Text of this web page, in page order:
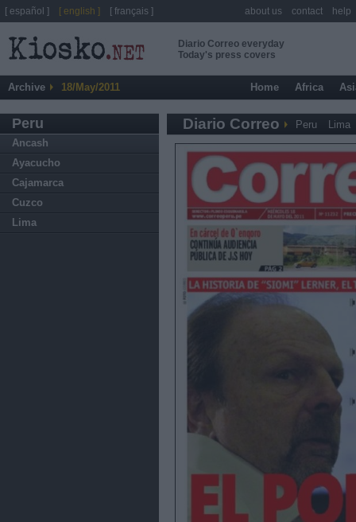
Diario Correo everyday
Today's press covers
Archive 18/May/2011 Home Africa
Peru
Ancash
Ayacucho
Cajamarca
Cuzco
Lima
Diario Correo Peru Lima
[ español ] [ english ] [ français ] about us contact help